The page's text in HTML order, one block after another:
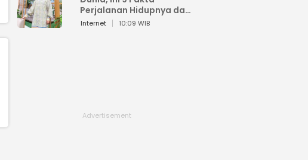
Perjalanan Hidupnya dari
Viral hingga Puncak
Internet 10:09 WIB